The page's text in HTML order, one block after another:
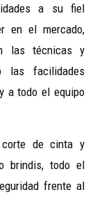
a su fiel
en el mercado,
las técnicas y
las facilidades
a todo el equipo
de cinta y
brindis, todo el
frente al